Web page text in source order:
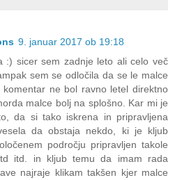
9. januar 2017 ob 19:18
:) sicer sem zadnje leto ali celo več
sem se odločila da se le malce
ne bol ravno letel direktno
malce bolj na splošno. Kar mi je
da si tako iskrena in pripravljena
da obstaja nekdo, ki je kljub
področju pripravljen takole
itd. in kljub temu da imam rada
najraje klikam takšen kjer malce